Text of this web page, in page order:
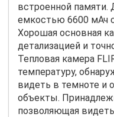
встроенной памяти.
емкостью 6600 мАч
Хорошая основная
детализацией и
Тепловая камера
температуру,
видеть в темноте и
объекты.
позволяющая